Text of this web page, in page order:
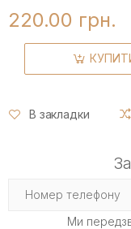
220.00 грн.
В закладки
Ми